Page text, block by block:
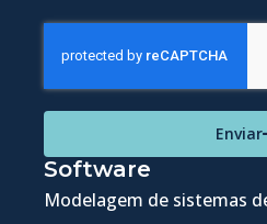
Enviar
Software
Modelagem de sistemas